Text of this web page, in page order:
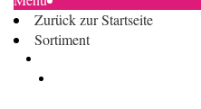
Zurück zur Startseite
Sortiment